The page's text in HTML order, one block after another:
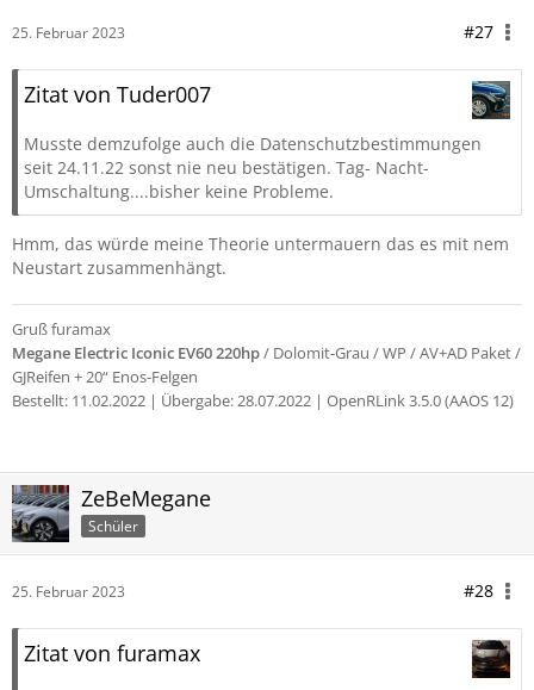
25. Februar 2023 #27
Zitat von Tuder007
Musste demzufolge auch die Datenschutzbestimmungen
seit 24.11.22 sonst nie neu bestätigen. Tag- Nacht-
Umschaltung....bisher keine Probleme.
Hmm, das würde meine Theorie untermauern das es mit nem
Neustart zusammenhängt.
Gruß furamax
Megane Electric Iconic EV60 220hp/ Dolomit-Grau / WP / AV+AD Paket /
GJReifen + 20“ Enos-Felgen
Bestellt: 11.02.2022 | Übergabe: 28.07.2022 | OpenRLink 3.5.0 (AAOS 12)
ZeBeMegane
Schüler
25. Februar 2023 #28
Zitat von furamax